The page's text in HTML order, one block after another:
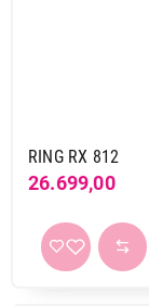
RING RX 812
26.699,00